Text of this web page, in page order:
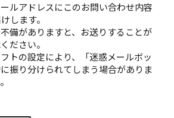
ルアドレスにこのお問い合わせ内容
します。
備がありますと、お送りすることが
ださい。
トの設定により、「迷惑メールボッ
振り分けられてしまう場合がありま